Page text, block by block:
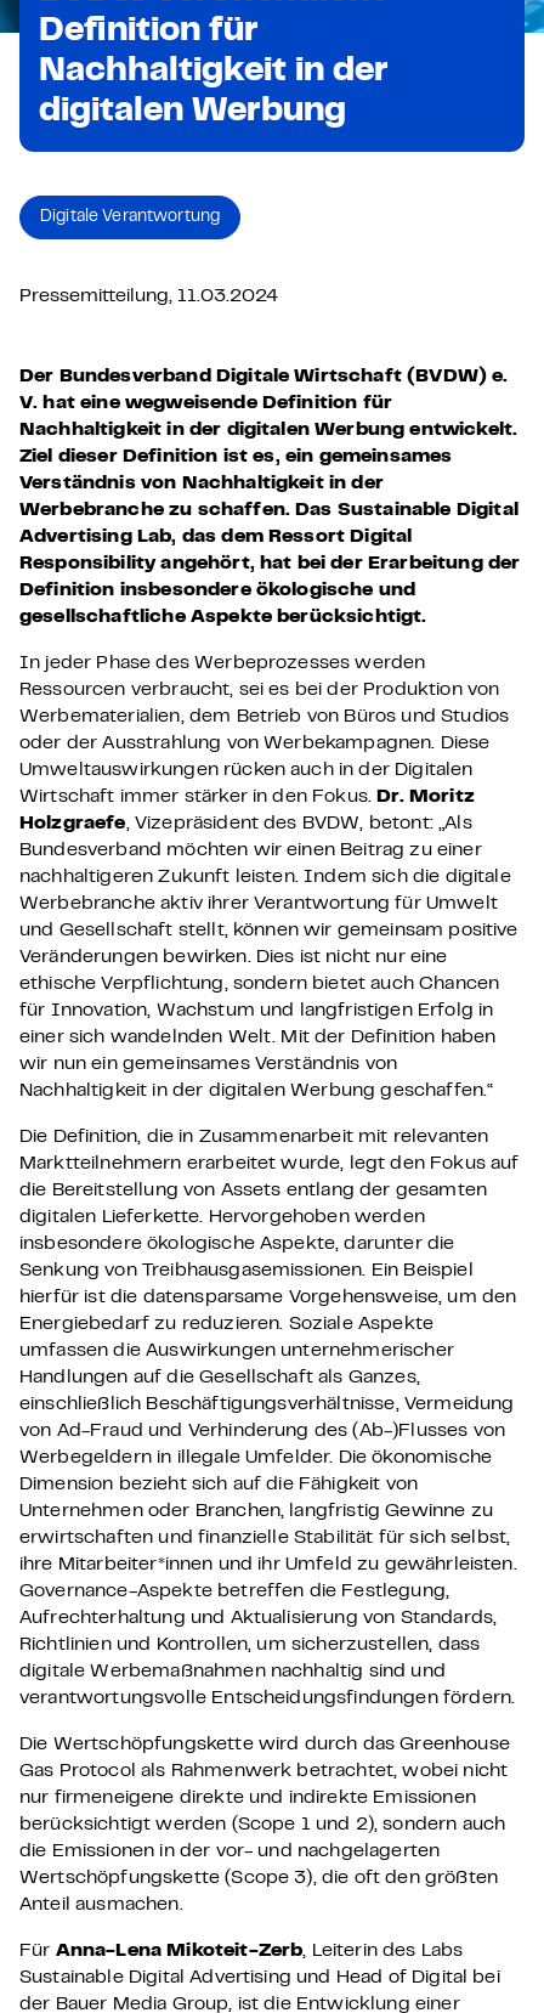
Definition für
Nachhaltigkeit in der
digitalen Werbung
Digitale Verantwortung
Pressemitteilung, 11.03.2024
Der Bundesverband Digitale Wirtschaft (BVDW) e.
V. hat eine wegweisende Definition für
Nachhaltigkeit in der digitalen Werbung entwickelt.
Ziel dieser Definition ist es, ein gemeinsames
Verständnis von Nachhaltigkeit in der
Werbebranche zu schaffen. Das Sustainable Digital
Advertising Lab, das dem Ressort Digital
Responsibility angehört, hat bei der Erarbeitung der
Definition insbesondere ökologische und
gesellschaftliche Aspekte berücksichtigt.
In jeder Phase des Werbeprozesses werden
Ressourcen verbraucht, sei es bei der Produktion von
Werbematerialien, dem Betrieb von Büros und Studios
oder der Ausstrahlung von Werbekampagnen. Diese
Umweltauswirkungen rücken auch in der Digitalen
Wirtschaft immer stärker in den Fokus. Dr. Moritz
Holzgraefe, Vizepräsident des BVDW, betont: „Als
Bundesverband möchten wir einen Beitrag zu einer
nachhaltigeren Zukunft leisten. Indem sich die digitale
Werbebranche aktiv ihrer Verantwortung für Umwelt
und Gesellschaft stellt, können wir gemeinsam positive
Veränderungen bewirken. Dies ist nicht nur eine
ethische Verpflichtung, sondern bietet auch Chancen
für Innovation, Wachstum und langfristigen Erfolg in
einer sich wandelnden Welt. Mit der Definition haben
wir nun ein gemeinsames Verständnis von
Nachhaltigkeit in der digitalen Werbung geschaffen.“
Die Definition, die in Zusammenarbeit mit relevanten
Marktteilnehmern erarbeitet wurde, legt den Fokus auf
die Bereitstellung von Assets entlang der gesamten
digitalen Lieferkette. Hervorgehoben werden
insbesondere ökologische Aspekte, darunter die
Senkung von Treibhausgasemissionen. Ein Beispiel
hierfür ist die datensparsame Vorgehensweise, um den
Energiebedarf zu reduzieren. Soziale Aspekte
umfassen die Auswirkungen unternehmerischer
Handlungen auf die Gesellschaft als Ganzes,
einschließlich Beschäftigungsverhältnisse, Vermeidung
von Ad-Fraud und Verhinderung des (Ab-)Flusses von
Werbegeldern in illegale Umfelder. Die ökonomische
Dimension bezieht sich auf die Fähigkeit von
Unternehmen oder Branchen, langfristig Gewinne zu
erwirtschaften und finanzielle Stabilität für sich selbst,
ihre Mitarbeiter*innen und ihr Umfeld zu gewährleisten.
Governance-Aspekte betreffen die Festlegung,
Aufrechterhaltung und Aktualisierung von Standards,
Richtlinien und Kontrollen, um sicherzustellen, dass
digitale Werbemaßnahmen nachhaltig sind und
verantwortungsvolle Entscheidungsfindungen fördern.
Die Wertschöpfungskette wird durch das Greenhouse
Gas Protocol als Rahmenwerk betrachtet, wobei nicht
nur firmeneigene direkte und indirekte Emissionen
berücksichtigt werden (Scope 1 und 2), sondern auch
die Emissionen in der vor- und nachgelagerten
Wertschöpfungskette (Scope 3), die oft den größten
Anteil ausmachen.
Für Anna-Lena Mikoteit-Zerb, Leiterin des Labs
Sustainable Digital Advertising und Head of Digital bei
der Bauer Media Group, ist die Entwicklung einer